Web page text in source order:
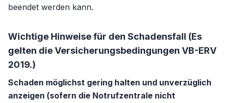
beendet werden kann.
Wichtige Hinweise für den Schadensfall (Es
gelten die Versicherungsbedingungen VB-ERV
2019.)
Schaden möglichst gering halten und unverzüglich
anzeigen (sofern die Notrufzentrale nicht